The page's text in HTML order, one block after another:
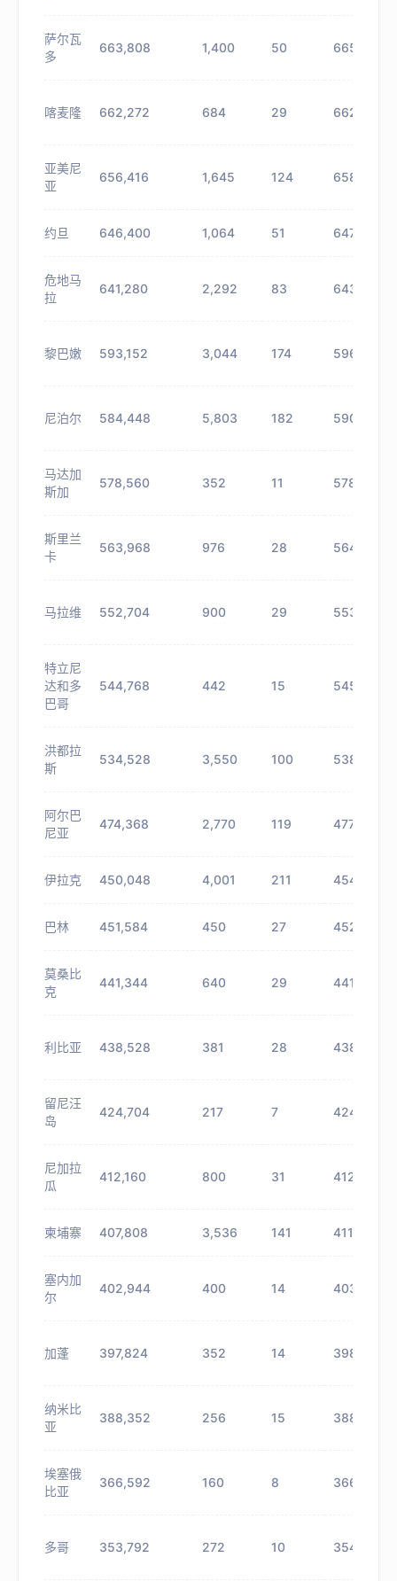
萨尔瓦
多
663,808 1,400 50 665,208
喀麦隆 662,272 684 29 662,956
亚美尼
亚
656,416 1,645 124 658,061
约旦 646,400 1,064 51 647,464
危地马
拉
641,280 2,292 83 643,572
黎巴嫩 593,152 3,044 174 596,196
尼泊尔 584,448 5,803 182 590,251
马达加
斯加
578,560 352 11 578,912
斯里兰
卡
563,968 976 28 564,944
马拉维 552,704 900 29 553,604
特立尼
达和多
巴哥
544,768 442 15 545,210
洪都拉
斯
534,528 3,550 100 538,078
阿尔巴
尼亚
474,368 2,770 119 477,138
伊拉克 450,048 4,001 211 454,049
巴林 451,584 450 27 452,034
莫桑比
克
441,344 640 29 441,984
利比亚 438,528 381 28 438,909
留尼汪
岛
424,704 217 7 424,921
尼加拉
瓜
412,160 800 31 412,960
柬埔寨 407,808 3,536 141 411,344
塞内加
尔
402,944 400 14 403,344
加蓬 397,824 352 14 398,176
纳米比
亚
388,352 256 15 388,608
埃塞俄
比亚
366,592 160 8 366,752
多哥 353,792 272 10 354,064